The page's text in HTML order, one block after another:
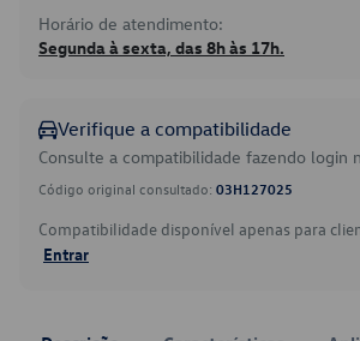
Horário de atendimento:
Segunda à sexta, das 8h às 17h.
Verifique a compatibilidade
Consulte a compatibilidade fazendo login
Código original consultado: 03H127025
Compatibilidade disponível apenas para
Entrar